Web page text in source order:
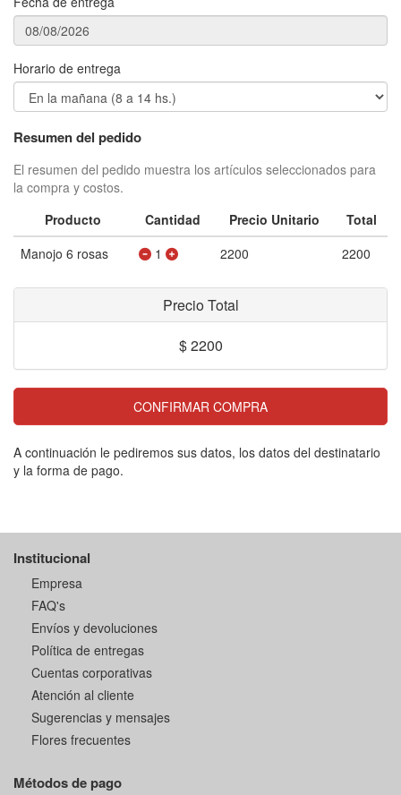
Horario de entrega
Resumen del pedido
El resumen del pedido muestra los artículos seleccionados para
la compra y costos.
Producto
Cantidad Precio Unitario
Total
Manojo 6 rosas
1 2200 2200
Precio Total
$ 2200
CONFIRMAR COMPRA
A continuación le pediremos sus datos, los datos del destinatario
y la forma de pago.
Institucional
Empresa
FAQ's
Envíos y devoluciones
Política de entregas
Cuentas corporativas
Atención al cliente
Sugerencias y mensajes
Flores frecuentes
Métodos de pago